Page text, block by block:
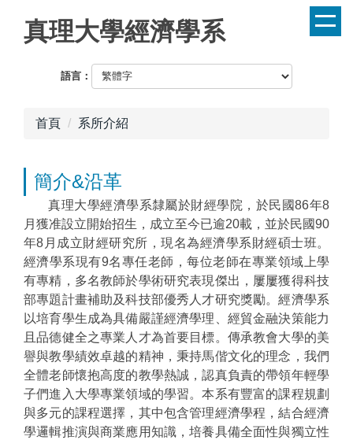
真理大學經濟學系
語言：
首頁 系所介紹
簡介&沿革
真理大學經濟學系隸屬於財經學院，於民國86年8
月獲准設立開始招生，成立至今已逾20載，並於民國90
年8月成立財經研究所，現名為經濟學系財經碩士班。
經濟學系現有9名專任老師，每位老師在專業領域上學
有專精，多名教師於學術研究表現傑出，屢屢獲得科技
部專題計畫補助及科技部優秀人才研究獎勵。經濟學系
以培育學生成為具備嚴謹經濟學理、經貿金融決策能力
且品德健全之專業人才為首要目標。傳承教會大學的美
譽與教學績效卓越的精神，秉持馬偕文化的理念，我們
全體老師懷抱高度的教學熱誠，認真負責的帶領年輕學
子們進入大學專業領域的學習。本系有豐富的課程規劃
與多元的課程選擇，其中包含管理經濟學程，結合經濟
學邏輯推演與商業應用知識，培養具備全面性與獨立性